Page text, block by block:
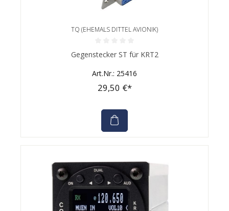
TQ (EHEMALS DITTEL AVIONIK)
Durchschnittliche Bewertung von 0 von 5 Sternen
Gegenstecker ST für KRT2
Art.Nr.: 25416
29,50 €*